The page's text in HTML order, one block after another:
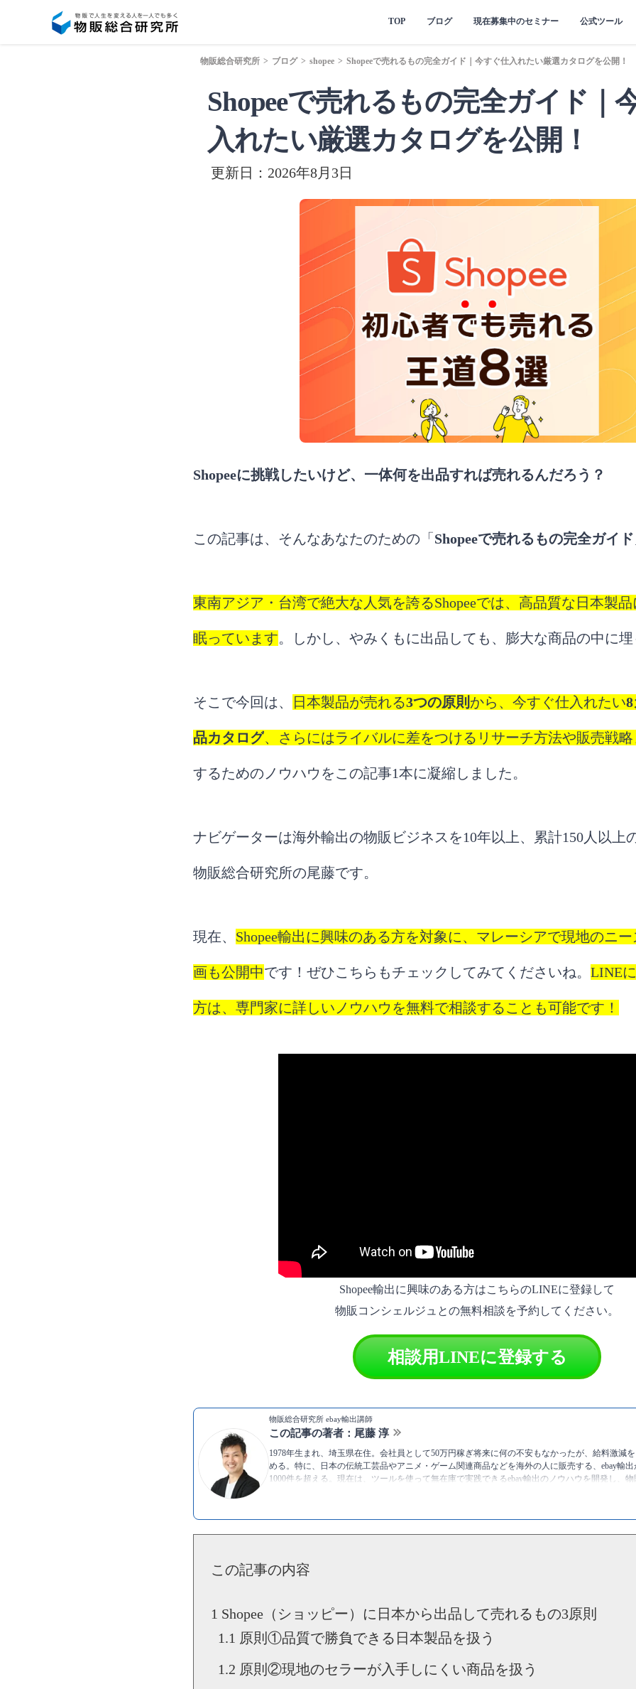
TOP ブログ 現在募集中のセミナー 公式ツール
物販総合研究所 > ブログ > shopee > Shopeeで売れるもの完全ガイド｜今すぐ仕入れたい厳選カタログを公開！
Shopeeで売れるもの完全ガイド｜
入れたい厳選カタログを公開！
更新日：2026年8月3日
Shopeeに挑戦したいけど、一体何を出品すれば売れるんだろう？
この記事は、そんなあなたのための「 Shopeeで売れるもの完全ガイド
東南アジア・台湾で絶大な人気を誇るShopeeでは、高品質な日本製
眠っています。しかし、やみくもに出品しても、膨大な商品の中に埋
そこで今回は、 日本製品が売れる3つの原則 から、今すぐ仕入れたい
品カタログ、さらにはライバルに差をつけるリサーチ方法や販売戦
するためのノウハウをこの記事1本に凝縮しました。
ナビゲーターは海外輸出の物販ビジネスを10年以上、累計150人以上
物販総合研究所の尾藤です。
現在、 Shopee輸出に興味のある方を対象に、マレーシアで現地のニ
画も公開中です！ぜひこちらもチェックしてみてくださいね。 LINE
方は、専門家に詳しいノウハウを無料で相談することも可能です！
Shopee輸出に興味のある方はこちらのLINEに登録して
物販コンシェルジュとの無料相談を予約してください。
相談用LINEに登録する
物販総合研究所 ebay輸出講師
この記事の著者：尾藤 淳
1978年生まれ、埼玉県在住。会社員として50万円稼ぎ将来に何の不安もなかったが、給料激減
める。特に、日本の伝統工芸品やアニメ・ゲーム関連商品などを海外の人に販売する、ebay輸
1000件を超える。現在は、ツールを使って無在庫で実践できるebay輸出のノウハウを開発し、
▶YouTube:尾藤淳 [物販総合研究所]
この記事の内容
Shopee（ショッピー）に日本から出品して売れるもの3原則
原則①品質で勝負できる日本製品を扱う
原則②現地のセラーが入手しにくい商品を扱う